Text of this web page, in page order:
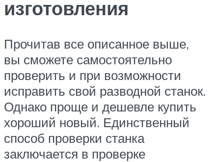
изготовления
Прочитав все описанное выше,
вы сможете самостоятельно
проверить и при возможности
исправить свой разводной станок.
Однако проще и дешевле купить
хороший новый. Единственный
способ проверки станка
заключается в проверке